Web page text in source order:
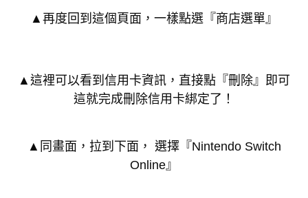
▲再度回到這個頁面，一樣點選『商店選單』
▲這裡可以看到信用卡資訊，直接點『刪除』即可
這就完成刪除信用卡綁定了！
▲同畫面，拉到下面， 選擇『Nintendo Switch
Online』